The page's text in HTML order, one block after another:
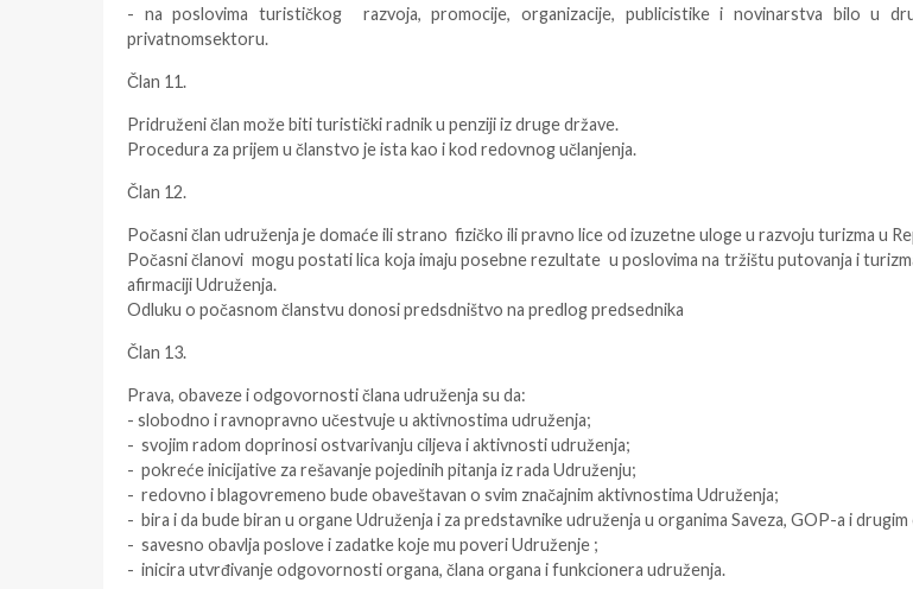
- na poslovima turističkog razvoja, promocije, organizacije, publicistike i novinarstva bilo u
privatnomsektoru.
Član 11.
Pridruženi član može biti turistički radnik u penziji iz druge države.
Procedura za prijem u članstvo je ista kao i kod redovnog učlanjenja.
Član 12.
Počasni član udruženja je domaće ili strano fizičko ili pravno lice od izuzetne uloge u razvoju turizma u
Počasni članovi mogu postati lica koja imaju posebne rezultate u poslovima na tržištu putovanja i
afirmaciji Udruženja.
Odluku o počasnom članstvu donosi predsdništvo na predlog predsednika
Član 13.
Prava, obaveze i odgovornosti člana udruženja su da:
- slobodno i ravnopravno učestvuje u aktivnostima udruženja;
- svojim radom doprinosi ostvarivanju ciljeva i aktivnosti udruženja;
- pokreće inicijative za rešavanje pojedinih pitanja iz rada Udruženju;
- redovno i blagovremeno bude obaveštavan o svim značajnim aktivnostima Udruženja;
- bira i da bude biran u organe Udruženja i za predstavnike udruženja u organima Saveza, GOP-a i drugim
- savesno obavlja poslove i zadatke koje mu poveri Udruženje ;
- inicira utvrđivanje odgovornosti organa, člana organa i funkcionera udruženja.